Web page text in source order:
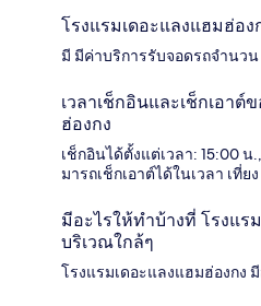
โรงแรมเดอะแลงแฮมฮ่อ
มี มีค่าบริการรับจอดรถจำนวน
เวลาเช็กอินและเช็กเอาต์
ฮ่องกง
เช็กอินได้ตั้งแต่เวลา: 15:00 น
มารถเช็กเอาต์ได้ในเวลา เที่ย
มีอะไรให้ทำบ้างที่ โรงแร
บริเวณใกล้ๆ
โรงแรมเดอะแลงแฮมฮ่องกง